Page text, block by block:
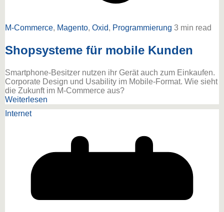
M-Commerce, Magento, Oxid, Programmierung 3 min read
Shopsysteme für mobile Kunden
Smartphone-Besitzer nutzen ihr Gerät auch zum Einkaufen.
Corporate Design und Usability im Mobile-Format. Wie sieht
die Zukunft im M-Commerce aus?
Weiterlesen
Internet